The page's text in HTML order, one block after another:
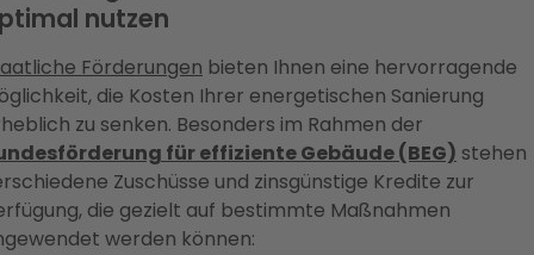
nutzen
Förderungen bieten Ihnen eine hervorragende
die Kosten Ihrer energetischen Sanierung
zu senken. Besonders im Rahmen der
für effiziente Gebäude (BEG) stehen
Zuschüsse und zinsgünstige Kredite zur
die gezielt auf bestimmte Maßnahmen
werden können: